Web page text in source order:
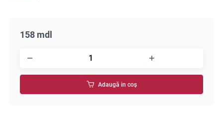
158 mdl
Adaugă in coş